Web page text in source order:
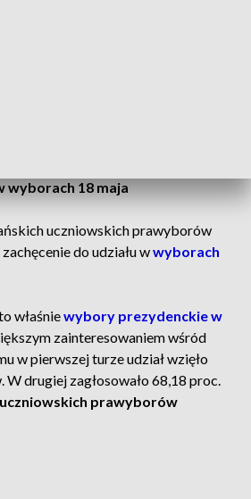
wyborach 18 maja
uczniowskich prawyborów
do udziału wwyborach
właśniewybory prezydenckie w
zainteresowaniem wśród
w pierwszej turze udział wzięło
drugiej zagłosowało 68,18 proc.
prawyborów